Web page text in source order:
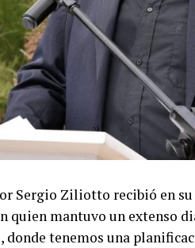
Sergio Ziliotto recibió en su
quien mantuvo un extenso
donde tenemos una